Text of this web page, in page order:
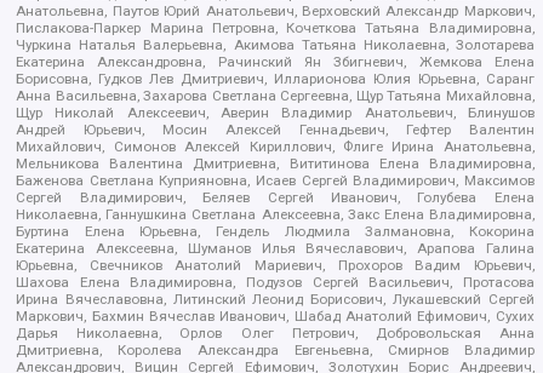
Анатольевна, Паутов Юрий Анатольевич, Верховский Александр Маркович,
Пислакова-Паркер Марина Петровна, Кочеткова Татьяна Владимировна,
Чуркина Наталья Валерьевна, Акимова Татьяна Николаевна, Золотарева
Екатерина Александровна, Рачинский Ян Збигневич, Жемкова Елена
Борисовна, Гудков Лев Дмитриевич, Илларионова Юлия Юрьевна, Саранг
Анна Васильевна, Захарова Светлана Сергеевна, Щур Татьяна Михайловна,
Щур Николай Алексеевич, Аверин Владимир Анатольевич, Блинушов
Андрей Юрьевич, Мосин Алексей Геннадьевич, Гефтер Валентин
Михайлович, Симонов Алексей Кириллович, Флиге Ирина Анатольевна,
Мельникова Валентина Дмитриевна, Вититинова Елена Владимировна,
Баженова Светлана Куприяновна, Исаев Сергей Владимирович, Максимов
Сергей Владимирович, Беляев Сергей Иванович, Голубева Елена
Николаевна, Ганнушкина Светлана Алексеевна, Закс Елена Владимировна,
Буртина Елена Юрьевна, Гендель Людмила Залмановна, Кокорина
Екатерина Алексеевна, Шуманов Илья Вячеславович, Арапова Галина
Юрьевна, Свечников Анатолий Мариевич, Прохоров Вадим Юрьевич,
Шахова Елена Владимировна, Подузов Сергей Васильевич, Протасова
Ирина Вячеславовна, Литинский Леонид Борисович, Лукашевский Сергей
Маркович, Бахмин Вячеслав Иванович, Шабад Анатолий Ефимович, Сухих
Дарья Николаевна, Орлов Олег Петрович, Добровольская Анна
Дмитриевна, Королева Александра Евгеньевна, Смирнов Владимир
Александрович, Вицин Сергей Ефимович, Золотухин Борис Андреевич,